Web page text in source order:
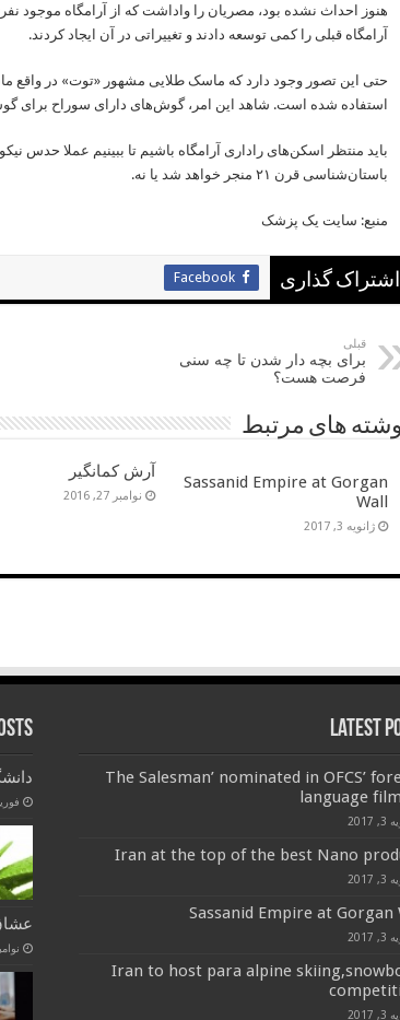
هنوز احداث نشده بود، مصریان را واداشت که از آرامگاه موجود
آرامگاه قبلی را کمی توسعه دادند و تغییراتی در آن ایجاد کردند.
حتی این تصور وجود دارد که ماسک طلایی مشهور «توت» در واقع
استفاده شده است. شاهد این امر، گوش‌های دارای سوراح برای
باید منتظر اسکن‌های راداری آرامگاه باشیم تا ببینیم عملا حدس
باستان‌شناسی قرن ۲۱ منجر خواهد شد یا نه.
منبع: سایت یک پزشک
اشتراک گذاری Facebook
قبلی
برای بچه دار شدن تا چه سنی
فرصت هست؟
های مرتبط
Sassanid Empire at Gorgan
Wall
ژانویه 3, 2017
آرش کمانگیر
نوامبر 27, 2016
Latest
‘The Salesman’ nominated in OFCS’
language
Iran at the top of the best Nano
Sassanid Empire at Gorgan
Iran to host para alpine
فوریه 8,
نوامبر 27,